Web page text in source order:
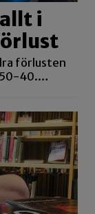
i
förlusten
50-40.…